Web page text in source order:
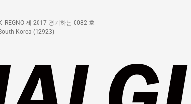
제 2017-경기하남-0082 호
Korea (12923)